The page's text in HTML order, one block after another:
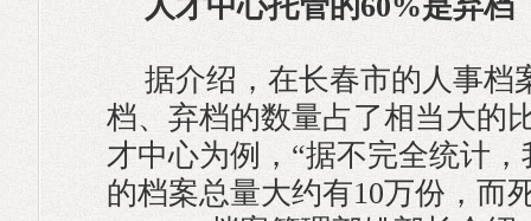
据介绍，在长春市的人事档
档、弃档的数量占了相当大的
才中心为例，“据不完全统计
的档案总量大约有10万份，而